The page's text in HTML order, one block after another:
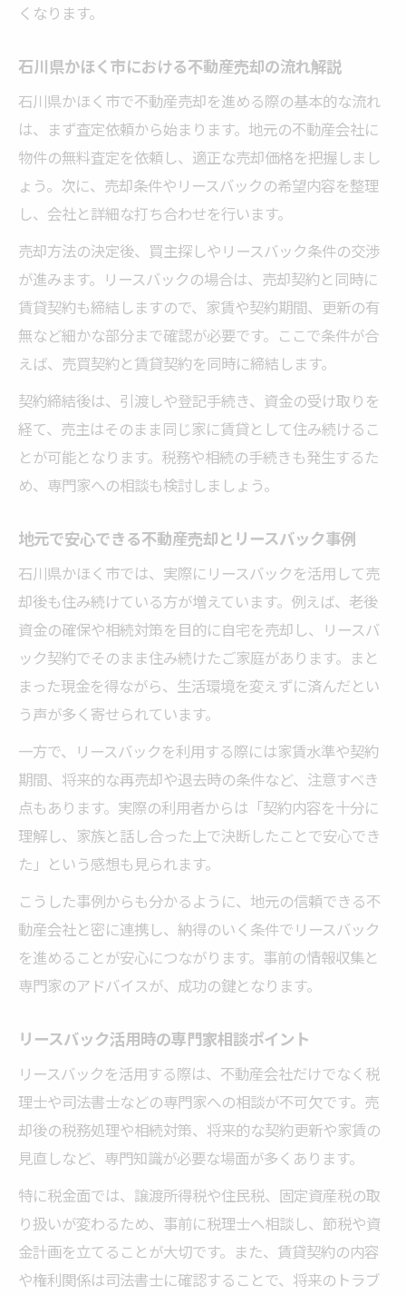
くなります。
石川県かほく市における不動産売却の流れ解説
石川県かほく市で不動産売却を進める際の基本的な流れ
は、まず査定依頼から始まります。地元の不動産会社に
物件の無料査定を依頼し、適正な売却価格を把握しまし
ょう。次に、売却条件やリースバックの希望内容を整理
し、会社と詳細な打ち合わせを行います。
売却方法の決定後、買主探しやリースバック条件の交渉
が進みます。リースバックの場合は、売却契約と同時に
賃貸契約も締結しますので、家賃や契約期間、更新の有
無など細かな部分まで確認が必要です。ここで条件が合
えば、売買契約と賃貸契約を同時に締結します。
契約締結後は、引渡しや登記手続き、資金の受け取りを
経て、売主はそのまま同じ家に賃貸として住み続けるこ
とが可能となります。税務や相続の手続きも発生するた
め、専門家への相談も検討しましょう。
地元で安心できる不動産売却とリースバック事例
石川県かほく市では、実際にリースバックを活用して売
却後も住み続けている方が増えています。例えば、老後
資金の確保や相続対策を目的に自宅を売却し、リースバ
ック契約でそのまま住み続けたご家庭があります。まと
まった現金を得ながら、生活環境を変えずに済んだとい
う声が多く寄せられています。
一方で、リースバックを利用する際には家賃水準や契約
期間、将来的な再売却や退去時の条件など、注意すべき
点もあります。実際の利用者からは「契約内容を十分に
理解し、家族と話し合った上で決断したことで安心でき
た」という感想も見られます。
こうした事例からも分かるように、地元の信頼できる不
動産会社と密に連携し、納得のいく条件でリースバック
を進めることが安心につながります。事前の情報収集と
専門家のアドバイスが、成功の鍵となります。
リースバック活用時の専門家相談ポイント
リースバックを活用する際は、不動産会社だけでなく税
理士や司法書士などの専門家への相談が不可欠です。売
却後の税務処理や相続対策、将来的な契約更新や家賃の
見直しなど、専門知識が必要な場面が多くあります。
特に税金面では、譲渡所得税や住民税、固定資産税の取
り扱いが変わるため、事前に税理士へ相談し、節税や資
金計画を立てることが大切です。また、賃貸契約の内容
や権利関係は司法書士に確認することで、将来のトラブ